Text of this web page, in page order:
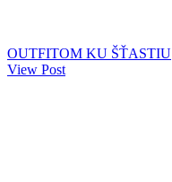
OUTFITOM KU ŠŤASTIU
View Post